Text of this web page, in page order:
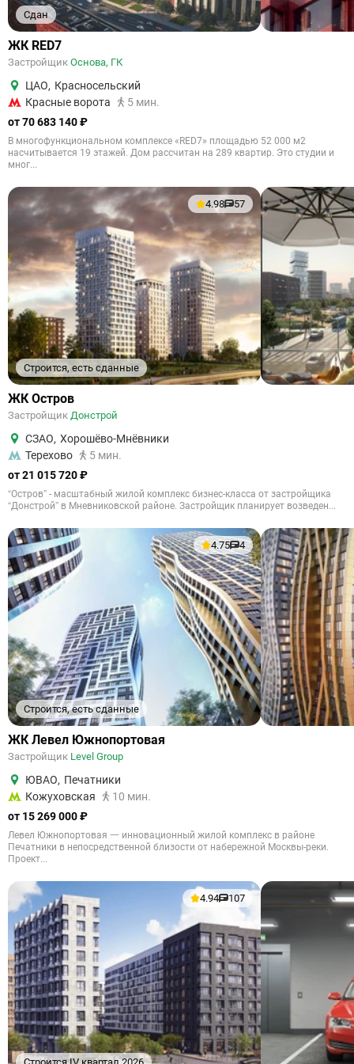
Сдан
ЖК RED7
Застройщик Основа, ГК
ЦАО, Красносельский
Красные ворота
5 мин.
от 70 683 140 ₽
В многофункциональном комплексе «RED7» площадью 52 000 м2
насчитывается 19 этажей. Дом рассчитан на 289 квартир. Это студии и
мног...
Строится, есть сданные
4.98 57
ЖК Остров
Застройщик Донстрой
СЗАО, Хорошёво-Мнёвники
Терехово
5 мин.
от 21 015 720 ₽
“Остров” - масштабный жилой комплекс бизнес-класса от застройщика
“Донстрой” в Мневниковской районе. Застройщик планирует возведен...
Строится, есть сданные
4.75 4
ЖК Левел Южнопортовая
Застройщик Level Group
ЮВАО, Печатники
Кожуховская
10 мин.
от 15 269 000 ₽
Левел Южнопортовая 一 инновационный жилой комплекс в районе
Печатники в непосредственной близости от набережной Москвы-реки.
Проект...
4.94 107